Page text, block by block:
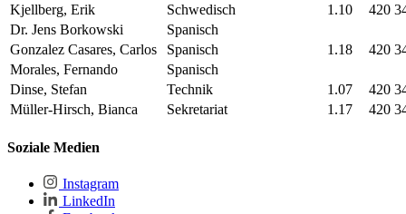
Kjellberg, Erik
Schwedisch 1.10
420
Dr. Jens Borkowski
Spanisch
Gonzalez Casares, Carlos
Spanisch 1.18
420
Morales, Fernando
Spanisch
Dinse, Stefan
Technik 1.07
420
Müller-Hirsch, Bianca
Sekretariat 1.17 420
Soziale Medien
Instagram
LinkedIn